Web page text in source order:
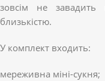
зовсім не завадить
близькістю.
У комплект входить:
мереживна міні-сукня;